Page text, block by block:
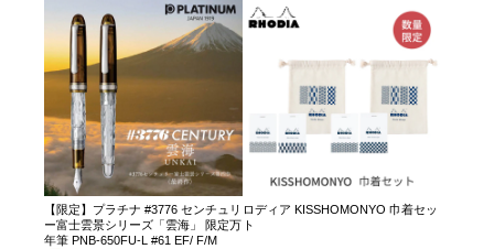
【限定】プラチナ #3776 センチュリ
ー富士雲景シリーズ「雲海」 限定万
年筆 PNB-650FU-L #61 EF/ F/M
ロディア KISSHOMONYO 巾着セッ
ト